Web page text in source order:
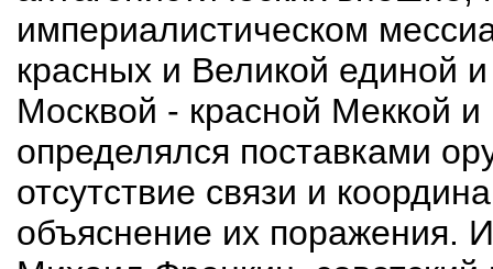
империалистическом
красных и Великой единой
Москвой - красной Меккой
определялся поставками
отсутствие связи и
объяснение их поражения.